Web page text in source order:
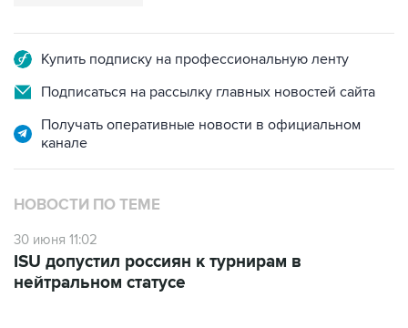
Купить подписку на профессиональную ленту
Подписаться на рассылку главных новостей сайта
Получать оперативные новости в официальном
канале
НОВОСТИ ПО ТЕМЕ
30 июня 11:02
ISU допустил россиян к турнирам в
нейтральном статусе